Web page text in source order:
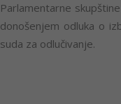
Parlamentarne
donošenjem odluka o
suda za odlučivanje.